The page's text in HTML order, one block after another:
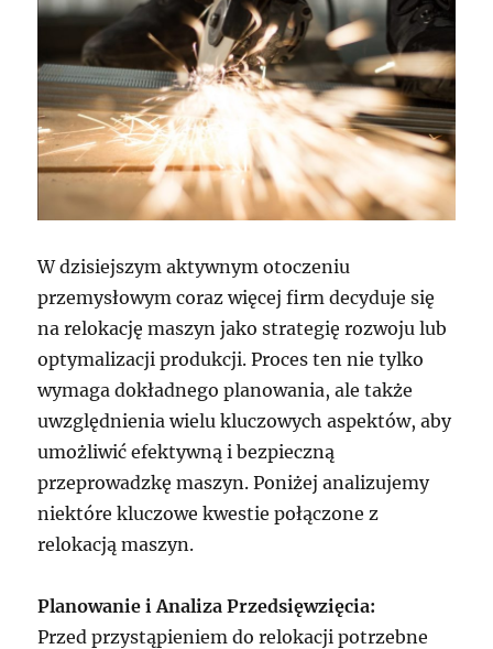
W dzisiejszym aktywnym otoczeniu
przemysłowym coraz więcej firm decyduje się
na relokację maszyn jako strategię rozwoju lub
optymalizacji produkcji. Proces ten nie tylko
wymaga dokładnego planowania, ale także
uwzględnienia wielu kluczowych aspektów, aby
umożliwić efektywną i bezpieczną
przeprowadzkę maszyn. Poniżej analizujemy
niektóre kluczowe kwestie połączone z
relokacją maszyn.
Planowanie i Analiza Przedsięwzięcia:
Przed przystąpieniem do relokacji potrzebne